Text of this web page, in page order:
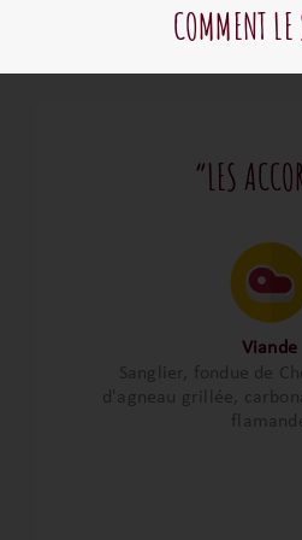
COMMENT
“LES
Viande
Sanglier, fondue de
d'agneau grillée,